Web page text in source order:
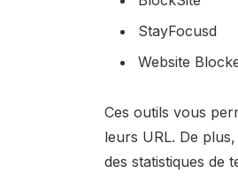
StayFocusd
Website
Ces outils vous
leurs URL. De
des statistiques de